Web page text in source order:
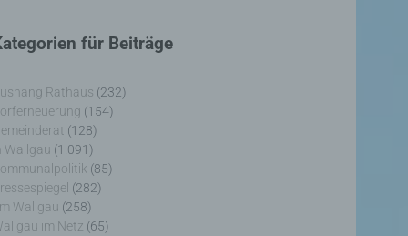
für Beiträge
Rathaus (232)
(154)
(128)
Wallgau (1.091)
(85)
(282)
Wallgau (258)
im Netz (65)